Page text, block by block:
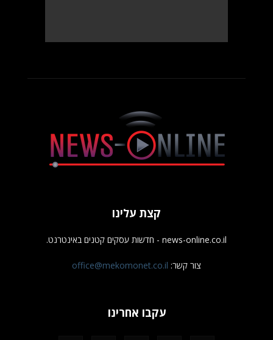
קצת עלינו
news-online.co.il - חדשות עסקים קטנים באינטרנט.
צור קשר: office@mekomonet.co.il
עקבו אחרינו